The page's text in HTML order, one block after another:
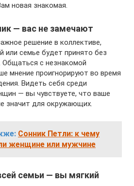
новая знакомая.
— вас не замечают
решение в коллективе,
или семье будет принято без
Общаться с незнакомой
мнение проигнорируют во время
Видеть себя среди
— вы чувствуете, что ваше
значит для окружающих.
Сонник Петли: к чему
женщине или мужчине
семьи — вы мягкий